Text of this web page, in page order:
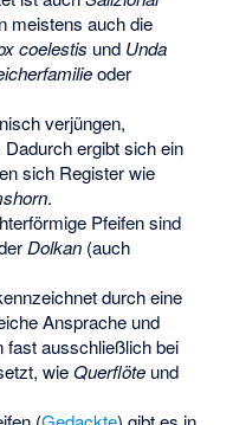
meistens auch die
coelestis und Unda
oder
verjüngen,
ergibt sich ein
sich Register wie
.
Pfeifen sind
Dolkan(auch
durch eine
Ansprache und
fast ausschließlich bei
wieQuerflöteund